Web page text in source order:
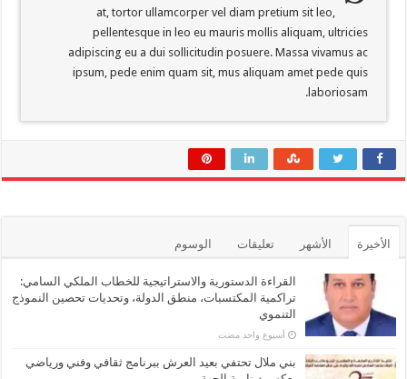
at, tortor ullamcorper vel diam pretium sit leo,
pellentesque in leo eu mauris mollis aliquam, ultricies
adipiscing eu a dui sollicitudin posuere. Massa vivamus ac
ipsum, pede enim quam sit, mus aliquam amet pede quis
laboriosam.
الأخيرة الأشهر تعليقات الوسوم
القراءة الدستورية والاستراتيجية للخطاب الملكي السامي:
تراكمية المكتسبات، منطق الدولة، وتحديات تحصين النموذج
التنموي
‏أسبوع واحد مضت
بني ملال تحتفي بعيد العرش ببرنامج ثقافي وفني ورياضي